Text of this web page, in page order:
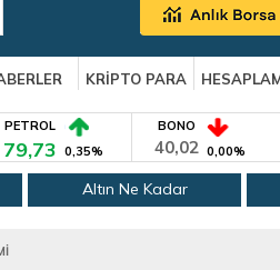
KRİPTO PARA
PETROL
79,73 0,35%
BONO
40,02 0,00%
Altın Ne Kadar